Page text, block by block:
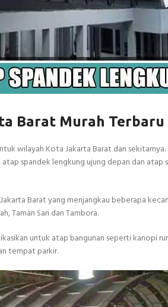
Barat Murah Terbaru
wilayah Kota Jakarta Barat dan
spandek lengkung ujung depan dan atap
Barat yang menjangkau beberapa
Taman Sari dan Tambora.
untuk atap bangunan seperti kanopi
tempat parkir.